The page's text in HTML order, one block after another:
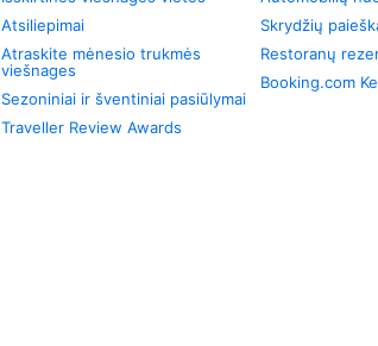
Atsiliepimai
Atraskite mėnesio trukmės
viešnages
Sezoniniai ir šventiniai pasiūlymai
Traveller Review Awards
Skrydžių
Restoranų
Booking.com